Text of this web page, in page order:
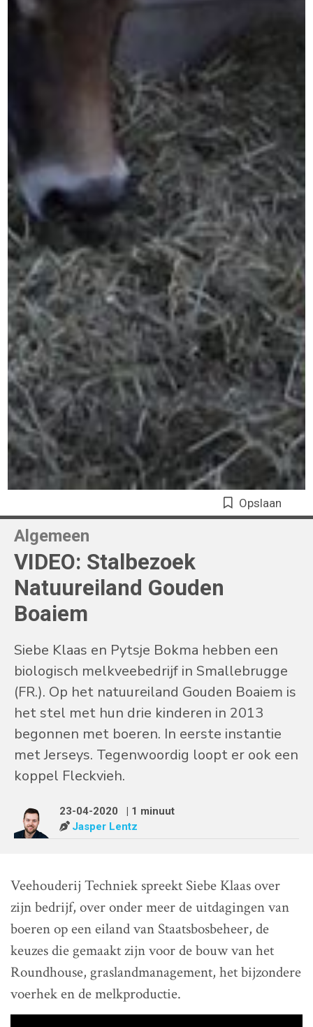
Opslaan
Algemeen
VIDEO: Stalbezoek
Natuureiland Gouden
Boaiem
Siebe Klaas en Pytsje Bokma hebben een
biologisch melkveebedrijf in Smallebrugge
(FR.). Op het natuureiland Gouden Boaiem is
het stel met hun drie kinderen in 2013
begonnen met boeren. In eerste instantie
met Jerseys. Tegenwoordig loopt er ook een
koppel Fleckvieh.
23-04-2020
| 1 minuut
Jasper Lentz
Veehouderij Techniek spreekt Siebe Klaas over
zijn bedrijf, over onder meer de uitdagingen van
boeren op een eiland van Staatsbosbeheer, de
keuzes die gemaakt zijn voor de bouw van het
Roundhouse, graslandmanagement, het bijzondere
voerhek en de melkproductie.